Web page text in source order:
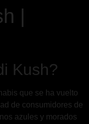
|
Kush?
que se ha vuelto
de consumidores de
azules y morados